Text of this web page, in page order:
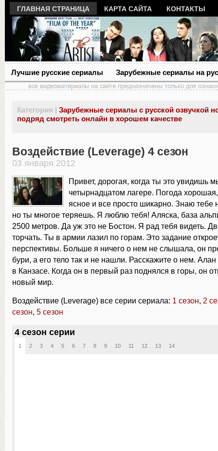
ГЛАВНАЯ СТРАНИЦА КАРТА САЙТА КОНТАКТЫ
Лучшие русские сериалы Зарубежные сериалы на
Категория | Зарубежные сериалы с русской озвучкой
подряд смотреть онлайн в хорошем качестве
Воздействие (Leverage) 4 сезон
03 января 2012
Привет, дорогая, когда ты это увидишь
четырнадцатом лагере. Погода хорошая,
ясное и все просто шикарно. Знаю тебе
но ты многое теряешь. Я люблю тебя! Аляска, база
2500 метров. Да уж это не Бостон. Я рад тебя видеть.
торчать. Ты в армии лазил по горам. Это задание
перспективы. Больше я ничего о нем не слышала, он
бури, а его тело так и не нашли. Расскажите о нем.
в Канзасе. Когда он в первый раз поднялся в горы, он
новый мир.
Воздействие (Leverage) все серии сериала: 1 сезон, 2
сезон, 5 сезон
4 сезон серии
1 2 3 4 5 6 7 8 9 10 11 12 13 14